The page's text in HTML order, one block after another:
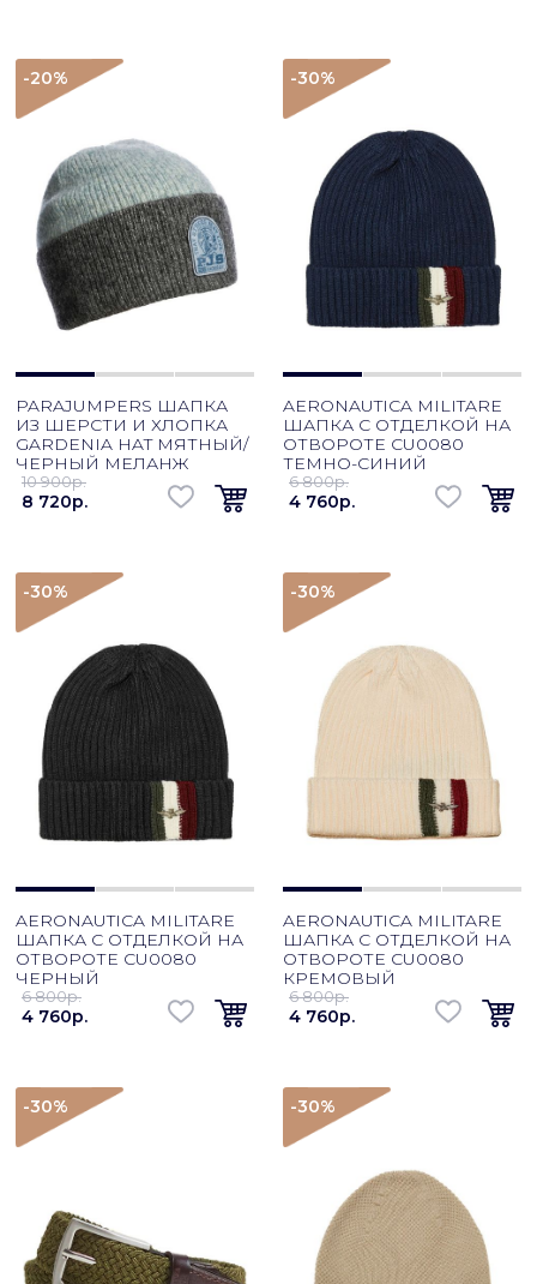
-20%
PARAJUMPERS ШАПКА
ИЗ ШЕРСТИ И ХЛОПКА
GARDENIA HAT МЯТНЫЙ/
ЧЕРНЫЙ МЕЛАНЖ
10 900p.
8 720p.
-30%
AERONAUTICA MILITARE
ШАПКА С ОТДЕЛКОЙ НА
ОТВОРОТЕ CU0080
ТЕМНО-СИНИЙ
6 800p.
4 760p.
-30%
AERONAUTICA MILITARE
ШАПКА С ОТДЕЛКОЙ НА
ОТВОРОТЕ CU0080
ЧЕРНЫЙ
6 800p.
4 760p.
-30%
AERONAUTICA MILITARE
ШАПКА С ОТДЕЛКОЙ НА
ОТВОРОТЕ CU0080
КРЕМОВЫЙ
6 800p.
4 760p.
-30% -30%